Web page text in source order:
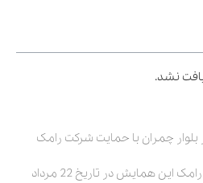
نشد.
بلوار چمران با حمایت شرکت رامک
به گزارش روابط عمومی شرکت رامک این همایش در تاریخ 22 مرداد